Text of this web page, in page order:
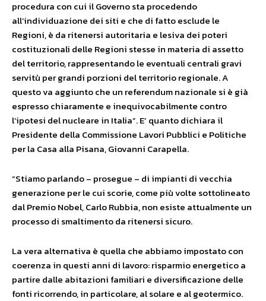
procedura con cui il Governo sta procedendo
all’individuazione dei siti e che di fatto esclude le
Regioni, è da ritenersi autoritaria e lesiva dei poteri
costituzionali delle Regioni stesse in materia di assetto
del territorio, rappresentando le eventuali centrali gravi
servitù per grandi porzioni del territorio regionale. A
questo va aggiunto che un referendum nazionale si è già
espresso chiaramente e inequivocabilmente contro
l’ipotesi del nucleare in Italia”. E’ quanto dichiara il
Presidente della Commissione Lavori Pubblici e Politiche
per la Casa alla Pisana, Giovanni Carapella.
“Stiamo parlando – prosegue – di impianti di vecchia
generazione per le cui scorie, come più volte sottolineato
dal Premio Nobel, Carlo Rubbia, non esiste attualmente un
processo di smaltimento da ritenersi sicuro.
La vera alternativa è quella che abbiamo impostato con
coerenza in questi anni di lavoro: risparmio energetico a
partire dalle abitazioni familiari e diversificazione delle
fonti ricorrendo, in particolare, al solare e al geotermico.